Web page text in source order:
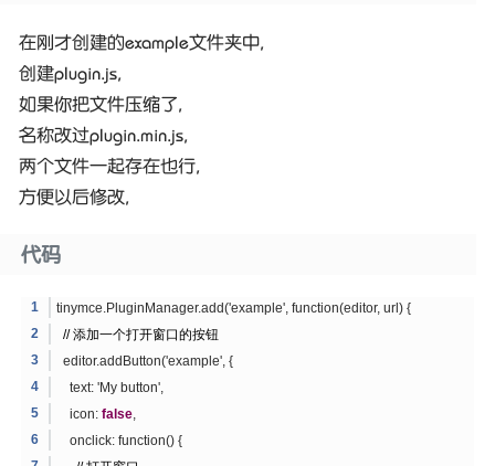
在刚才创建的example文件夹中,
创建plugin.js,
如果你把文件压缩了,
名称改过plugin.min.js,
两个文件一起存在也行,
方便以后修改,
代码
tinymce.PluginManager.add('example', function(editor, url) {
// 添加一个打开窗口的按钮
editor.addButton('example', {
text: 'My button',
icon:false
onclick: function() {